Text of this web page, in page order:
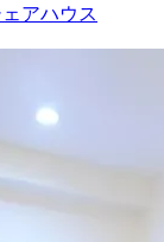
アハウス